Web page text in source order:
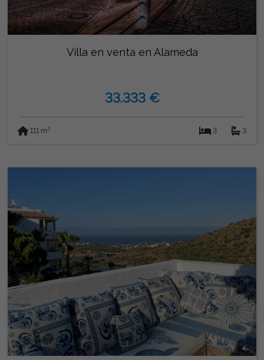
Villa en venta en Alameda
33.333 €
111 m2 3 3